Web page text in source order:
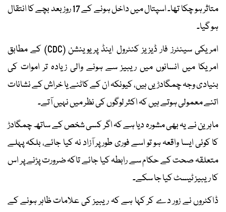
متاثر ہو چکا تھا۔ اسپتال میں داخل ہونے کے 17 روز بعد بچے کا انتقال
ہو گیا۔
امریکی سینٹرز فار ڈیزیز کنٹرول اینڈ پریوینشن (CDC) کے مطابق
امریکا میں انسانوں میں ریبیز سے ہونے والی زیادہ تر اموات کی
بنیادی وجہ چمگادڑیں ہیں، کیونکہ ان کے کاٹنے یا خراش کے نشانات
اتنے معمولی ہوتے ہیں کہ اکثر لوگوں کی نظر میں نہیں آتے۔
ماہرین نے یہ بھی مشورہ دیا ہے کہ اگر کسی شخص کے ساتھ چمگادڑ
کا کوئی ایسا واقعہ ہو تو اسے فوری طور پر آزاد نہ کیا جائے، بلکہ پہلے
متعلقہ صحت کے حکام سے رابطہ کیا جائے تاکہ ضرورت پڑنے پر اس
کا ریبیز ٹیسٹ کیا جا سکے۔
ڈاکٹروں نے زور دے کر کہا ہے کہ ریبیز کی علامات ظاہر ہونے کے